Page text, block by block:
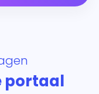
portaal